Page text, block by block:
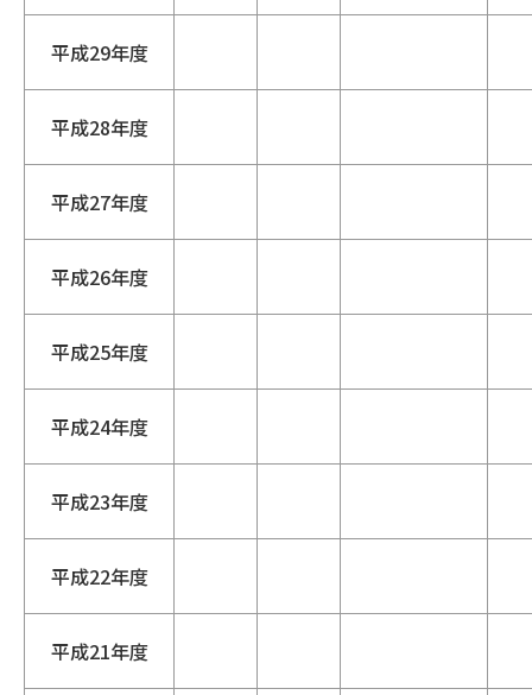
平成29年度
平成28年度
平成27年度
平成26年度
平成25年度
平成24年度
平成23年度
平成22年度
平成21年度